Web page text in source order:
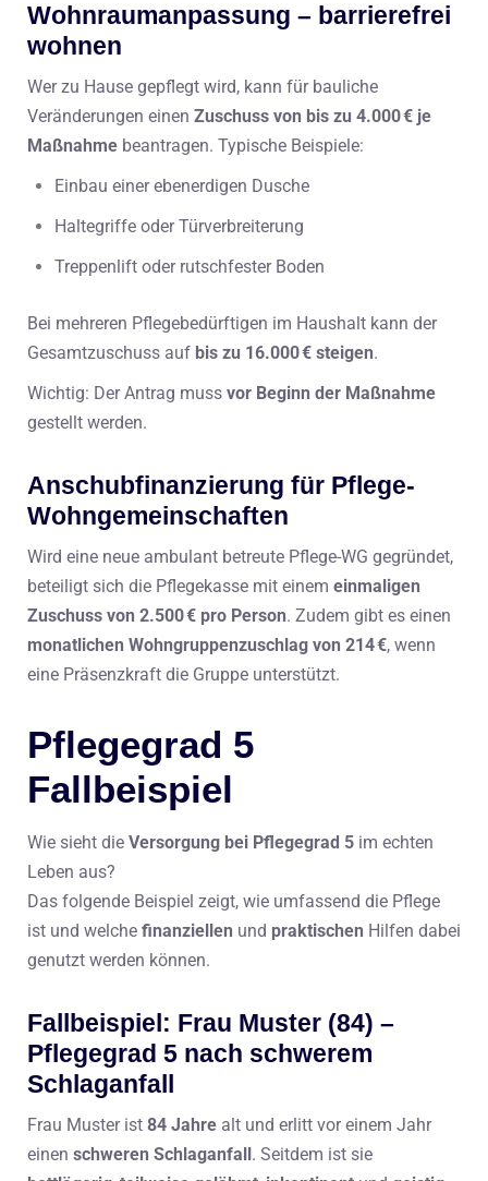
Wohnraumanpassung – barrierefrei
wohnen
Wer zu Hause gepflegt wird, kann für bauliche
Veränderungen einen Zuschuss von bis zu 4.000 € je
Maßnahme beantragen. Typische Beispiele:
Einbau einer ebenerdigen Dusche
Haltegriffe oder Türverbreiterung
Treppenlift oder rutschfester Boden
Bei mehreren Pflegebedürftigen im Haushalt kann der
Gesamtzuschuss auf bis zu 16.000 € steigen.
Wichtig: Der Antrag muss vor Beginn der Maßnahme
gestellt werden.
Anschubfinanzierung für Pflege-
Wohngemeinschaften
Wird eine neue ambulant betreute Pflege-WG gegründet,
beteiligt sich die Pflegekasse mit einem einmaligen
Zuschuss von 2.500 € pro Person. Zudem gibt es einen
monatlichen Wohngruppenzuschlag von 214 €, wenn
eine Präsenzkraft die Gruppe unterstützt.
Pflegegrad 5
Fallbeispiel
Wie sieht die Versorgung bei Pflegegrad 5 im echten
Leben aus?
Das folgende Beispiel zeigt, wie umfassend die Pflege
ist und welche finanziellen und praktischen Hilfen dabei
genutzt werden können.
Fallbeispiel: Frau Muster (84) –
Pflegegrad 5 nach schwerem
Schlaganfall
Frau Muster ist 84 Jahre alt und erlitt vor einem Jahr
einen schweren Schlaganfall . Seitdem ist sie